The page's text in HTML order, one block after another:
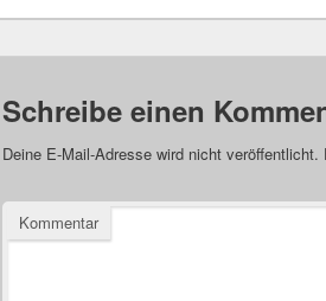
Schreibe einen
Deine E-Mail-Adresse wird nicht veröffentlicht.
Kommentar